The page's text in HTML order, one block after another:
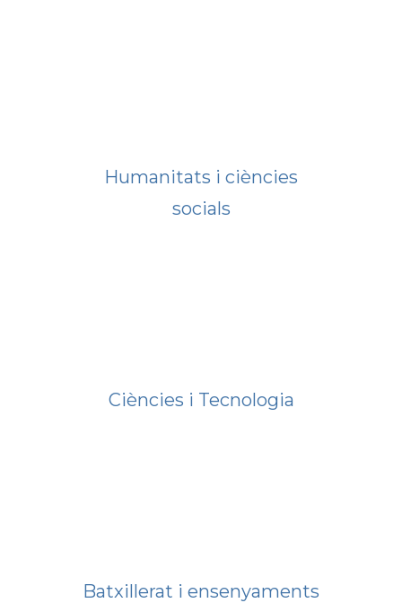
Humanitats i ciències
socials
Ciències i Tecnologia
Batxillerat i ensenyaments